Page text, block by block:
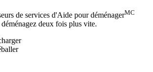
de services d'Aide pour déménagerMC
deux fois plus vite.